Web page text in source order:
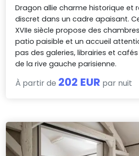
Dragon allie charme historique et
discret dans un cadre apaisant.
XVIIe siècle propose des
patio paisible et un accueil
pas des galeries, librairies et
de la rive gauche parisienne.
À partir de 202 EUR par nuit